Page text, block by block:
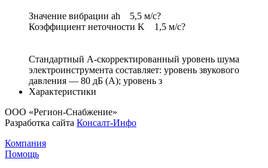
Значение вибрации ah 5,5 м/с?
Коэффициент неточности K 1,5 м/с?
Стандартный A-скорректированный уровень шума
электроинструмента составляет: уровень звукового
давления — 80 дБ (A); уровень з
Характеристики
ООО «Регион-Снабжение»
Разработка сайта Консалт-Инфо
Компания
Помощь